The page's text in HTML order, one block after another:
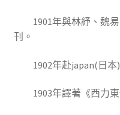
1901年與林紓、魏
刊。
1902年赴japan(日
1903年譯著《西力